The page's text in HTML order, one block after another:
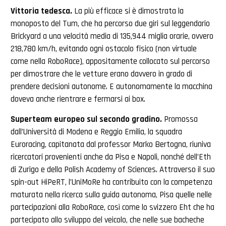
Vittoria tedesca.La più efficace si è dimostrata la
monoposto del Tum, che ha percorso due giri sul leggendario
Brickyard a una velocità media di 135,944 miglia orarie, ovvero
218,780 km/h, evitando ogni ostacolo fisico (non virtuale
come nella RoboRace), appositamente collocato sul percorso
per dimostrare che le vetture erano davvero in grado di
prendere decisioni autonome. E autonomamente la macchina
doveva anche rientrare e fermarsi ai box.
Superteam europeo sul secondo gradino.Promossa
dall’Università di Modena e Reggio Emilia, la squadra
Euroracing, capitanata dal professor Marko Bertogna, riuniva
ricercatori provenienti anche da Pisa e Napoli, nonché dell’Eth
di Zurigo e della Polish Academy of Sciences. Attraverso il suo
spin-out HiPeRT, l’UniMoRe ha contribuito con la competenza
maturata nella ricerca sulla guida autonoma, Pisa quelle nelle
partecipazioni alla RoboRace, così come lo svizzero Eht che ha
partecipato allo sviluppo del veicolo, che nelle sue bacheche